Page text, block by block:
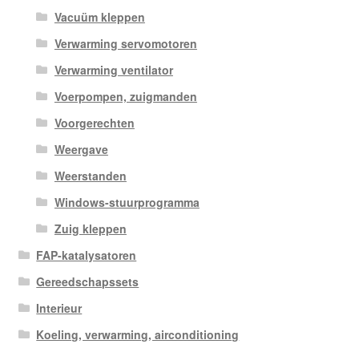
Vacuüm kleppen
Verwarming servomotoren
Verwarming ventilator
Voerpompen, zuigmanden
Voorgerechten
Weergave
Weerstanden
Windows-stuurprogramma
Zuig kleppen
FAP-katalysatoren
Gereedschapssets
Interieur
Koeling, verwarming, airconditioning